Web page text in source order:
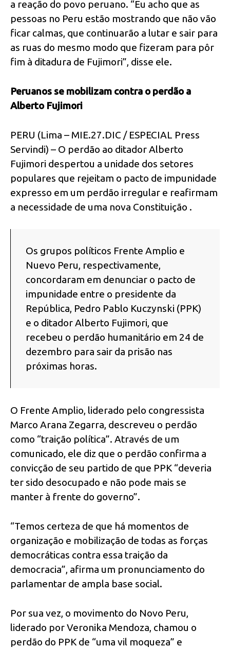
a reação do povo peruano. “Eu acho que as
pessoas no Peru estão mostrando que não vão
ficar calmas, que continuarão a lutar e sair para
as ruas do mesmo modo que fizeram para pôr
fim à ditadura de Fujimori”, disse ele.
Peruanos se mobilizam contra o perdão a
Alberto Fujimori
PERU (Lima – MIE.27.DIC / ESPECIAL Press
Servindi) – O perdão ao ditador Alberto
Fujimori despertou a unidade dos setores
populares que rejeitam o pacto de impunidade
expresso em um perdão irregular e reafirmam
a necessidade de uma nova Constituição .
Os grupos políticos Frente Amplio e
Nuevo Peru, respectivamente,
concordaram em denunciar o pacto de
impunidade entre o presidente da
República, Pedro Pablo Kuczynski (PPK)
e o ditador Alberto Fujimori, que
recebeu o perdão humanitário em 24 de
dezembro para sair da prisão nas
próximas horas.
O Frente Amplio, liderado pelo congressista
Marco Arana Zegarra, descreveu o perdão
como “traição política”. Através de um
comunicado, ele diz que o perdão confirma a
convicção de seu partido de que PPK “deveria
ter sido desocupado e não pode mais se
manter à frente do governo”.
“Temos certeza de que há momentos de
organização e mobilização de todas as forças
democráticas contra essa traição da
democracia”, afirma um pronunciamento do
parlamentar de ampla base social.
Por sua vez, o movimento do Novo Peru,
liderado por Veronika Mendoza, chamou o
perdão do PPK de “uma vil moqueza” e